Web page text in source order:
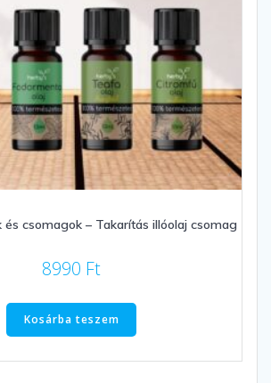
és csomagok – Takarítás illóolaj csomag
8990 Ft
Kosárba teszem